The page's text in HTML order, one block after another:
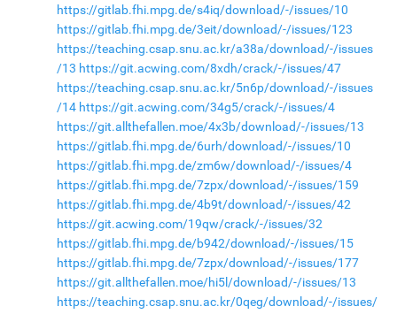
https://gitlab.fhi.mpg.de/s4iq/download/-/issues/10
https://gitlab.fhi.mpg.de/3eit/download/-/issues/123
https://teaching.csap.snu.ac.kr/a38a/download/-/issues
/13 https://git.acwing.com/8xdh/crack/-/issues/47
https://teaching.csap.snu.ac.kr/5n6p/download/-/issues
/14 https://git.acwing.com/34g5/crack/-/issues/4
https://git.allthefallen.moe/4x3b/download/-/issues/13
https://gitlab.fhi.mpg.de/6urh/download/-/issues/10
https://gitlab.fhi.mpg.de/zm6w/download/-/issues/4
https://gitlab.fhi.mpg.de/7zpx/download/-/issues/159
https://gitlab.fhi.mpg.de/4b9t/download/-/issues/42
https://git.acwing.com/19qw/crack/-/issues/32
https://gitlab.fhi.mpg.de/b942/download/-/issues/15
https://gitlab.fhi.mpg.de/7zpx/download/-/issues/177
https://git.allthefallen.moe/hi5l/download/-/issues/13
https://teaching.csap.snu.ac.kr/0qeg/download/-/issues/